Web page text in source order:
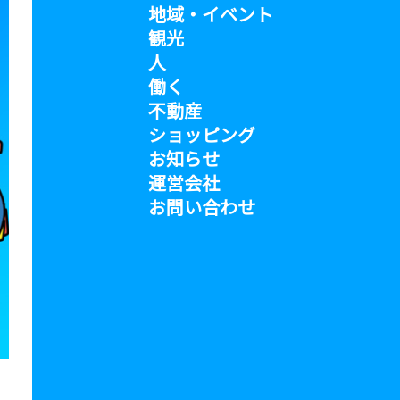
地域・イベント
観光
人
働く
不動産
ショッピング
お知らせ
運営会社
お問い合わせ